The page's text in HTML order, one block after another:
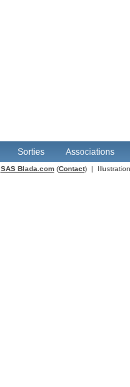
Sorties Associations
SAS Blada.com(Contact) |